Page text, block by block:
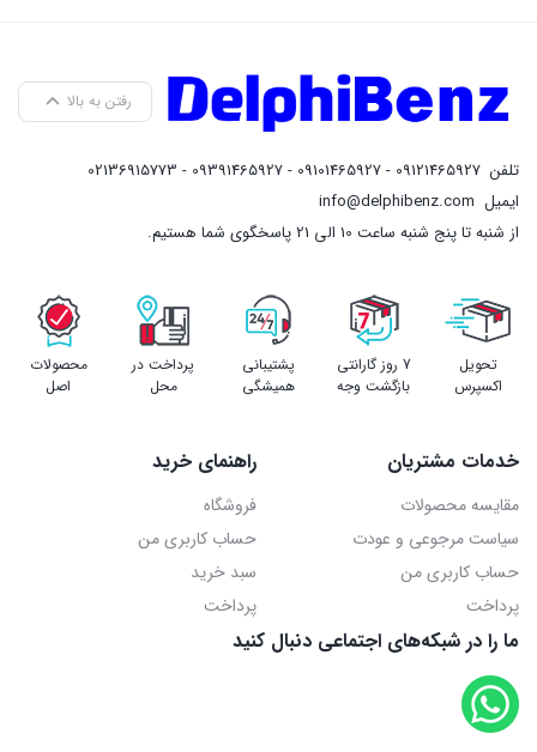
رفتن به بالا
تلفن 09121465927 - 09101465927 - 09391465927 - 02136915773
ایمیل info@delphibenz.com
از شنبه تا پنج شنبه ساعت 10 الی 21 پاسخگوی شما هستیم.
تحویل
اکسپرس
7 روز گارانتی
بازگشت وجه
پشتیبانی
همیشگی
پرداخت در
محل
محصولات
اصل
خدمات مشتریان
مقایسه محصولات
سیاست مرجوعی و عودت
حساب کاربری من
پرداخت
راهنمای خرید
فروشگاه
حساب کاربری من
سبد خرید
پرداخت
ما را در شبکه‌های اجتماعی دنبال کنید